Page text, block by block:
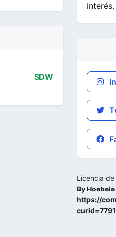
SDW
interés.
Licencia de
By
https://